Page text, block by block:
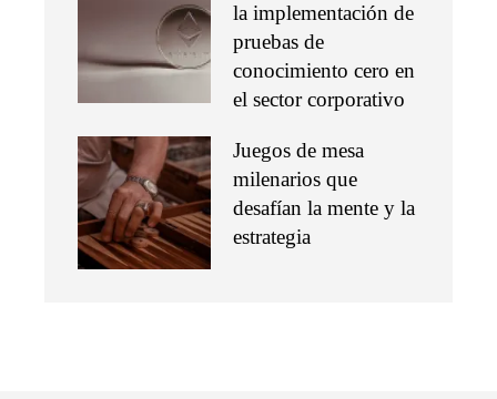
la implementación de
pruebas de
conocimiento cero en
el sector corporativo
Juegos de mesa
milenarios que
desafían la mente y la
estrategia